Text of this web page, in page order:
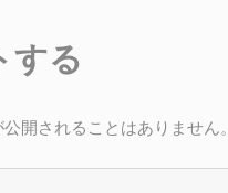
する
開されることはありません。